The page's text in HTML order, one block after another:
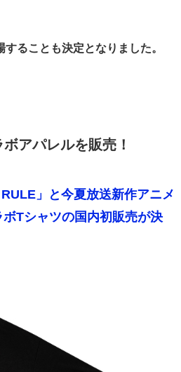
ることも決定となりました。
アパレルを販売！
」と今夏放送新作アニメ
Tシャツの国内初販売が決